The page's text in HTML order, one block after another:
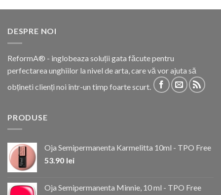
DESPRE NOI
ReformA® - inglobeaza soluții gata făcute pentru
perfectarea unghiilor la nivel de arta, care vă vor ajuta să
obțineti clienți noi într-un timp foarte scurt.
PRODUSE
Oja Semipermanenta Karmelitta 10ml - TPO Free
53.90 lei
Oja Semipermanenta Minnie, 10 ml - TPO Free